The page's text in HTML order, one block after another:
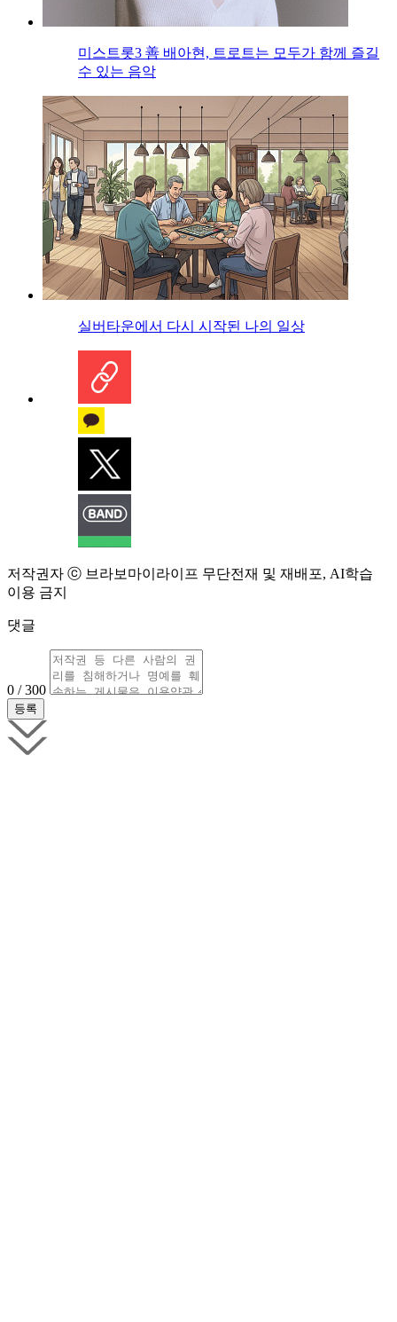
미스트롯3 善 배아현, 트로트는 모두가 함께 즐길
수 있는 음악
실버타운에서 다시 시작된 나의 일상
저작권자 ⓒ 브라보마이라이프 무단전재 및 재배포, AI학습
이용 금지
댓글
0 / 300